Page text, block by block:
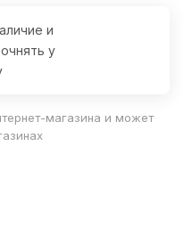
и
у
магазина и может